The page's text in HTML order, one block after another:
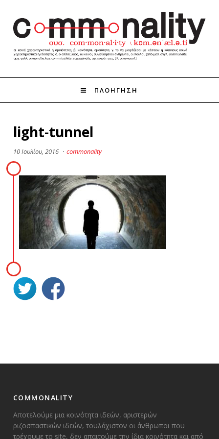
ΠΛΟΗΓΗΣΗ
light-tunnel
10 Ιουλίου, 2016 · commonality
COMMONALITY
Αποτελούμε μια κοινότητα ιδεών, αριστερών
ριζοσπαστικών ιδεών, τουλάχιστον οι άνθρωποι που
τρέχουμε το site, δεν απαιτούμε την ίδια κοινότητα και από